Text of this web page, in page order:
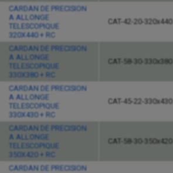
CARDAN DE PRECISION
A ALLONGE
TELESCOPIQUE
320X440 + RC
CAT-42-20-320x440
CARDAN DE PRECISION
A ALLONGE
TELESCOPIQUE
330X380 + RC
CAT-58-30-330x380
CARDAN DE PRECISION
A ALLONGE
TELESCOPIQUE
330X430 + RC
CAT-45-22-330x430
CARDAN DE PRECISION
A ALLONGE
TELESCOPIQUE
350X420 + RC
CAT-58-30-350x420
CARDAN DE PRECISION